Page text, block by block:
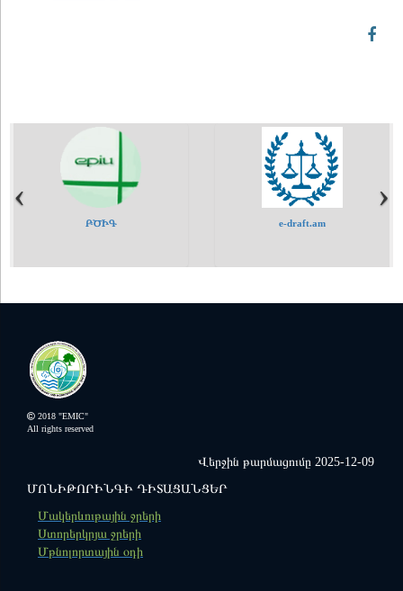
ԲԾԻԳ e-draft.am
Էլեկտրոնային հարցումների
միասնական հարթակ
"ՍԵՎԱՆ" ազգային պարկ
‹ ›
‹ ›
2018 "EMIC"
All rights reserved
Վերջին թարմացումը 2025-12-09
ՄՈՆԻԹՈՐԻՆԳԻ ԴԻՏԱՑԱՆՑԵՐ
Մակերևութային ջրերի
Ստորերկրյա ջրերի
Մթնոլորտային օդի